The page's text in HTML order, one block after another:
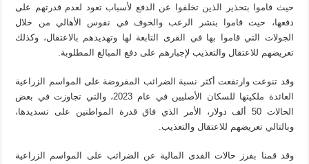
حيث قاموا بتحذير الذين تخلفوا عن الدفع لأسباب تعود لعدم قدرتهم على
دفعها، حيث قاموا بنشر الرعب والخوف في نفوس الأهالي من خلال
الجولات التي قاموا بها في القرى التابعة لها وتهديدهم بالاعتقال، وكذلك
تعريضهم للاعتقال والتعذيب لإجبارهم على دفع المبالغ المطلوبة.
وقد تنوعت وارتفعت أكثر نسبة الضرائب المفروضة على المواسم الزراعية
العائدة ملكيتها للسكان الأصليين في عام 2023، والتي تجاوزت في بعض
الحالات 50 ألف دولار، الأمر الذي فاق قدرة المواطنين على تسديدها،
وبالتالي تعريضهم للاعتقال والتعذيب.
وقد قمنا بفرز حالات الفدى المالية عن الضرائب على المواسم الزراعية